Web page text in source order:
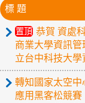
標 題
置頂 恭賀 資處
商業大學資訊
立台中科技大學
轉知國家太空中
應用黑客松競賽